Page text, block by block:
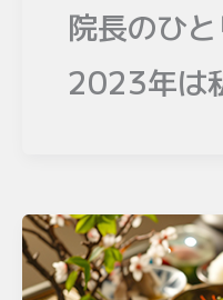
院長のひ
2023年は